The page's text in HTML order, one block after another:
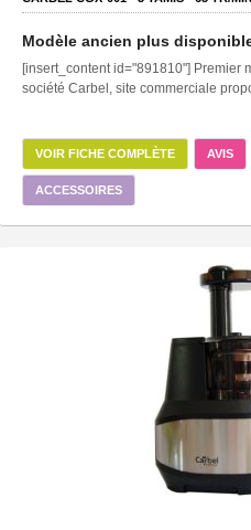
Modèle ancien plus
[insert_content id="891810"] Premier
société Carbel, site commerciale
VOIR FICHE COMPLÈTE AVIS
ACCESSOIRES